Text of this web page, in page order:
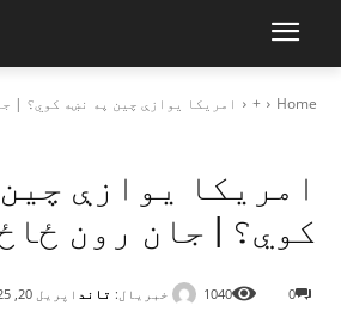
Home
+ امريکا یوازې چين په نښه کوي؟ |
امريکا یوازې
کوي؟ | جان رون
خبریال: تاند اپریل 20, 2025 0
1040